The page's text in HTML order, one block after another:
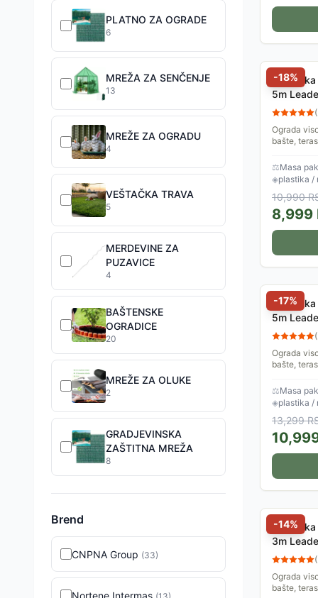
PLATNO ZA OGRADE
6
MREŽA ZA SENČENJE
13
MREŽE ZA OGRADU
4
VEŠTAČKA TRAVA
5
MERDEVINE ZA
PUZAVICE
4
BAŠTENSKE
OGRADICE
20
MREŽE ZA OLUKE
2
GRADJEVINSKA
ZAŠTITNA MREŽA
8
Brend
CNPNA Group (33)
Nortene Intermas
-18%
5m
(
Ograda
bašte,
1.2x5m.
⚖Masa
◈plastika /
10,990
8,999
-17%
5m
(
Ograda
bašte,
1.5x5m.
⚖Masa
◈plastika /
13,299
-14%
3m
(
Ograda
bašte,